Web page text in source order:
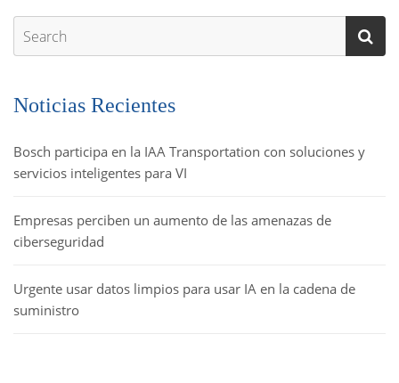
Noticias Recientes
Bosch participa en la IAA Transportation con soluciones y
servicios inteligentes para VI
Empresas perciben un aumento de las amenazas de
ciberseguridad
Urgente usar datos limpios para usar IA en la cadena de
suministro